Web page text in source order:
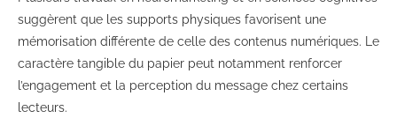
suggèrent que les supports physiques favorisent une
mémorisation différente de celle des contenus numériques. Le
caractère tangible du papier peut notamment renforcer
l’engagement et la perception du message chez certains
lecteurs.